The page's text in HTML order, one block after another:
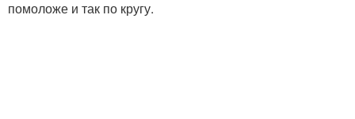
помоложе и так по кругу.